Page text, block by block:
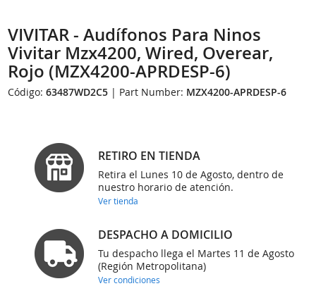
VIVITAR - Audífonos Para Ninos
Vivitar Mzx4200, Wired, Overear,
Rojo (MZX4200-APRDESP-6)
Código:63487WD2C5 | Part Number: MZX4200-APRDESP-6
RETIRO EN TIENDA
Retira el Lunes 10 de Agosto, dentro de
nuestro horario de atención.
Ver tienda
DESPACHO A DOMICILIO
Tu despacho llega el Martes 11 de Agosto
(Región Metropolitana)
Ver condiciones